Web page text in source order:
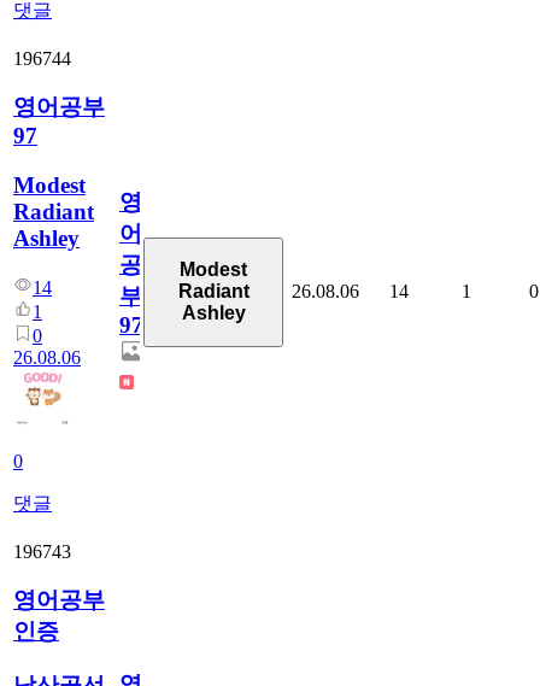
댓글
196744
영어공부
97
Modest
Radiant
Ashley
14
1
0
26.08.06
0
댓글
영
어
공
부
97
Modest
Radiant
Ashley
26.08.06 14 1 0
196743
영어공부
인증